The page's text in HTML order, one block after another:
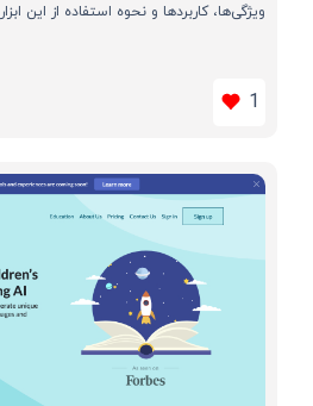
ویژگی‌ها، کاربردها و نحوه استفاده از این
1